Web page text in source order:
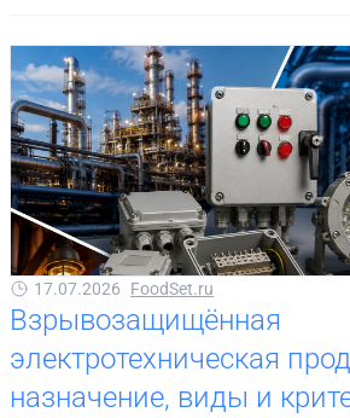
17.07.2026 FoodSet.ru
Взрывозащищённая
электротехническая
назначение, виды и